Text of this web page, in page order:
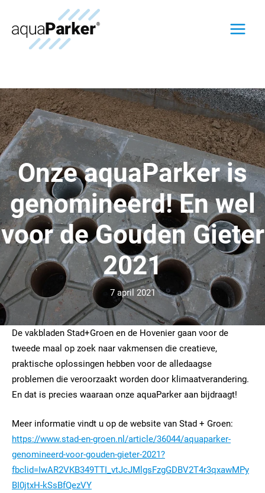
Onze aquaParker is
genomineerd! En wel
voor de Gouden Gieter
2021
7 april 2021
De vakbladen Stad+Groen en de Hovenier gaan voor de
tweede maal op zoek naar vakmensen die creatieve,
praktische oplossingen hebben voor de alledaagse
problemen die veroorzaakt worden door klimaatverandering.
En dat is precies waaraan onze aquaParker aan bijdraagt!
Meer informatie vindt u op de website van Stad + Groen:
https://www.stad-en-groen.nl/article/36044/aquaparker-
genomineerd-voor-gouden-gieter-2021?
fbclid=IwAR2VKB349TTI_vtJcJMlgsFzgGDBV2T4r3qxawMPy
BI0jtxH-kSsBfQezVY